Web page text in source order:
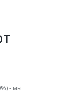
- мы